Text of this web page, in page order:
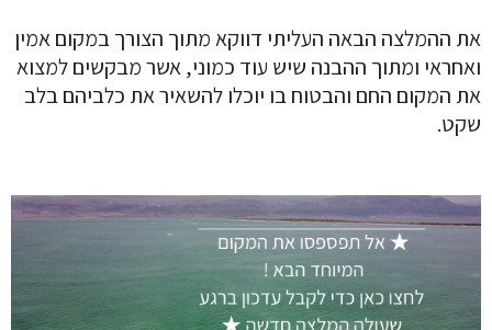
את ההמלצה הבאה העליתי דווקא מתוך הצורך במקום אמין
ואחראי ומתוך ההבנה שיש עוד כמוני, אשר מבקשים למצוא
את המקום החם והבטוח בו יוכלו להשאיר את כלביהם בלב
שקט.